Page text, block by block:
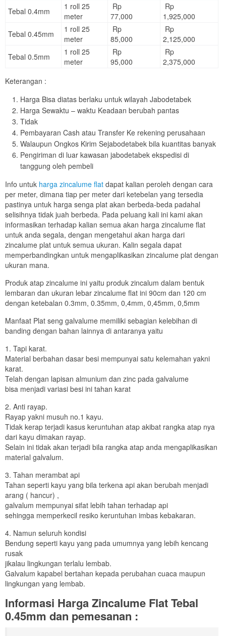
Tebal 0.4mm
1 roll 25
meter
Rp
77,000
Rp
1,925,000
Tebal 0.45mm
1 roll 25
meter
Rp
85,000
Rp
2,125,000
Tebal 0.5mm
1 roll 25
meter
Rp
95,000
Rp
2,375,000
Keterangan :
Harga Bisa diatas berlaku untuk wilayah Jabodetabek
Harga Sewaktu – waktu Keadaan berubah pantas
Tidak
Pembayaran Cash atau Transfer Ke rekening perusahaan
Walaupun Ongkos Kirim Sejabodetabek bila kuantitas banyak
Pengiriman di luar kawasan jabodetabek ekspedisi di
tanggung oleh pembeli
Info untuk harga zincalume flat dapat kalian peroleh dengan cara
per meter, dimana tiap per meter dari ketebelan yang tersedia
pastinya untuk harga senga plat akan berbeda-beda padahal
selisihnya tidak juah berbeda. Pada peluang kali ini kami akan
informasikan terhadap kalian semua akan harga zincalume flat
untuk anda segala, dengan mengetahui akan harga dari
zincalume plat untuk semua ukuran. Kalin segala dapat
memperbandingkan untuk mengaplikasikan zincalume plat dengan
ukuran mana.
Produk atap zincalume ini yaitu produk zincalum dalam bentuk
lembaran dan ukuran lebar zincalume flat ini 90cm dan 120 cm
dengan ketebalan 0.3mm, 0.35mm, 0,4mm, 0,45mm, 0,5mm
Manfaat Plat seng galvalume memiliki sebagian kelebihan di
banding dengan bahan lainnya di antaranya yaitu
1. Tapi karat.
Material berbahan dasar besi mempunyai satu kelemahan yakni
karat.
Telah dengan lapisan almunium dan zinc pada galvalume
bisa menjadi variasi besi ini tahan karat
2. Anti rayap.
Rayap yakni musuh no.1 kayu.
Tidak kerap terjadi kasus keruntuhan atap akibat rangka atap nya
dari kayu dimakan rayap.
Selain ini tidak akan terjadi bila rangka atap anda mengaplikasikan
material galvalum.
3. Tahan merambat api
Tahan seperti kayu yang bila terkena api akan berubah menjadi
arang ( hancur) ,
galvalum mempunyai sifat lebih tahan terhadap api
sehingga memperkecil resiko keruntuhan imbas kebakaran.
4. Namun seluruh kondisi
Bendung seperti kayu yang pada umumnya yang lebih kencang
rusak
jikalau lingkungan terlalu lembab.
Galvalum kapabel bertahan kepada perubahan cuaca maupun
lingkungan yang lembab.
Informasi Harga Zincalume Flat Tebal
0.45mm dan pemesanan :